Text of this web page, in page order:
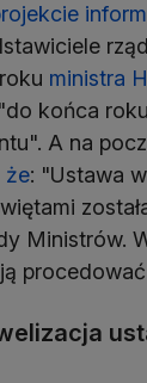
ministra
końca
A na
że: "Ustawa
Ministrów.